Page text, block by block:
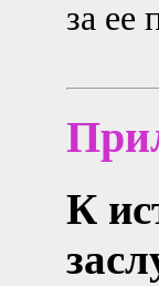
за ее
К